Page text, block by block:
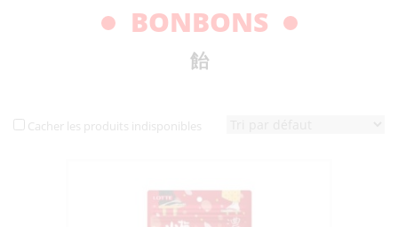
BONBONS
飴
Cacher les produits indisponibles